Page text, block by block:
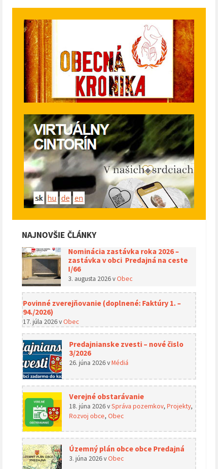
NAJNOVŠIE ČLÁNKY
Nominácia zastávka roka 2026 –
zastávka v obci Predajná na ceste
I/66
3. augusta 2026vObec
Povinné zverejňovanie (doplnené: Faktúry 1. –
94./2026)
17. júla 2026vObec
Predajnianske zvesti – nové čislo
3/2026
26. júna 2026vMédiá
Verejné obstarávanie
18. júna 2026vSpráva pozemkov, Projekty,
Rozvoj obce, Obec
Územný plán obce obce Predajná
3. júna 2026vObec